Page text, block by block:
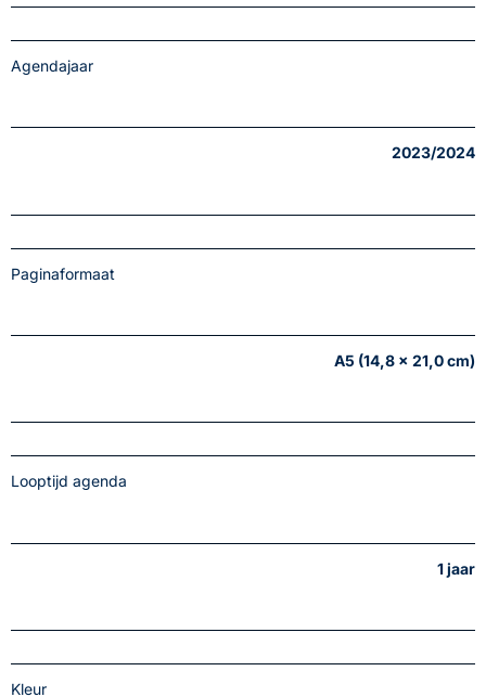
Agendajaar
2023/2024
Paginaformaat
A5 (14,8 x 21,0 cm)
Looptijd agenda
1 jaar
Kleur